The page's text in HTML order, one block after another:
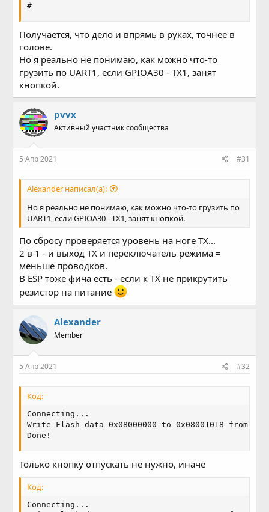
#
Получается, что дело и впрямь в руках, точнее в
голове.
Но я реально не понимаю, как можно что-то
грузить по UART1, если GPIOA30 - TX1, занят
кнопкой.
pvvx
Активный участник сообщества
5 Апр 2021 #31
Alexander написал(а):
Но я реально не понимаю, как можно что-то грузить по
UART1, если GPIOA30 - TX1, занят кнопкой.
По сбросу проверяется уровень на ноге TX...
2 в 1 - и выход TX и переключатель режима =
меньше проводков.
В ESP тоже фича есть - если к TX не прикрутить
резистор на питание
Alexander
Member
5 Апр 2021 #32
Код:
Connecting...
Write Flash data 0x08000000 to 0x08001018
Done!
Только кнопку отпускать не нужно, иначе
Код:
Connecting...